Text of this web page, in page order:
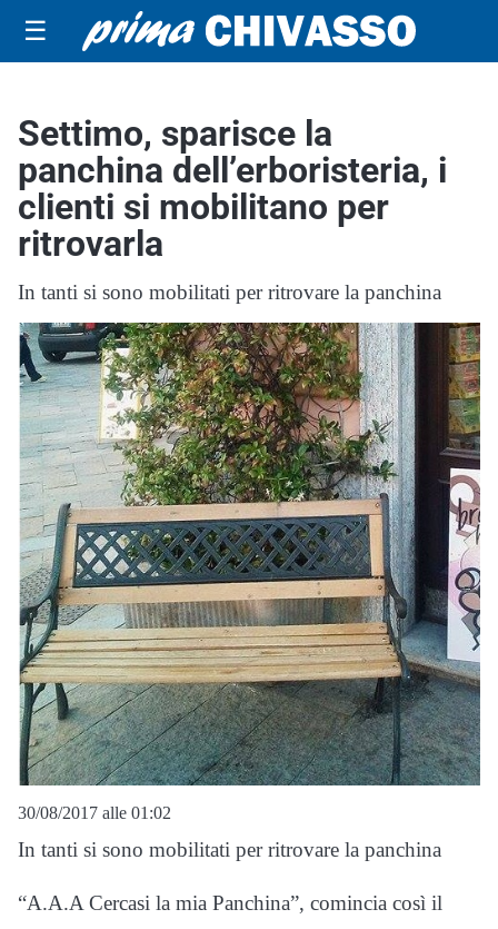
☰
Settimo, sparisce la
panchina dell’erboristeria, i
clienti si mobilitano per
ritrovarla
In tanti si sono mobilitati per ritrovare la panchina
30/08/2017 alle 01:02
In tanti si sono mobilitati per ritrovare la panchina
“A.A.A Cercasi la mia Panchina”, comincia così il